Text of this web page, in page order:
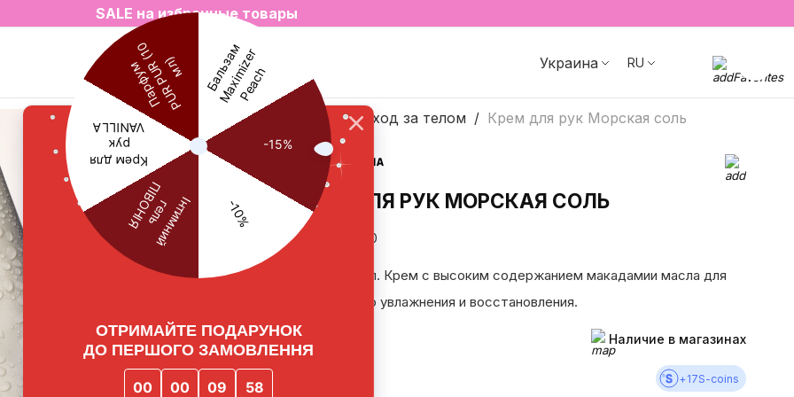
2=3 на любимые ароматы для дома✨
SALE на избранные товары
Украина RU
Главная Уход за телом Крем для рук Морская соль
КРЕМ ДЛЯ РУК МОРСКАЯ СОЛЬ
5.0
Объем: 30 мл. Крем с высоким содержанием макадамии масла для
интенсивного увлажнения и восстановления.
Наличие в магазинах
+17S-coins